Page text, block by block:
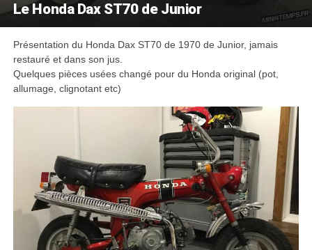
Le Honda Dax ST70 de Junior
Présentation du Honda Dax ST70 de 1970 de Junior, jamais
restauré et dans son jus.
Quelques pièces usées changé pour du Honda original (pot,
allumage, clignotant etc)